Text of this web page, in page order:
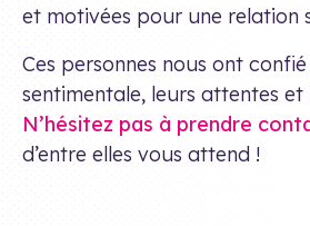
et motivées pour une relation
Ces personnes nous ont
sentimentale, leurs attentes et
N’hésitez pas à prendre
d’entre elles vous attend !